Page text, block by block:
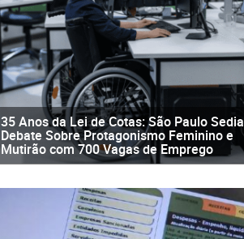
35 Anos da Lei de Cotas: São Paulo Sedia
Debate Sobre Protagonismo Feminino e
Mutirão com 700 Vagas de Emprego